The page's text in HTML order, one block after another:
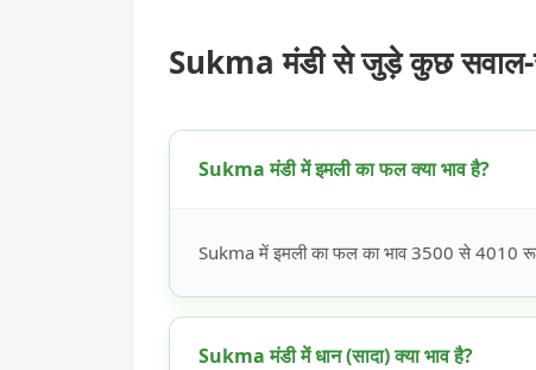
Sukma मंडी से जुड़े कुछ सवाल-
Sukma मंडी में इमली का फल क्या भाव है?
Sukma में इमली का फल का भाव 3500 से 4010
Sukma मंडी में धान (सादा) क्या भाव है?